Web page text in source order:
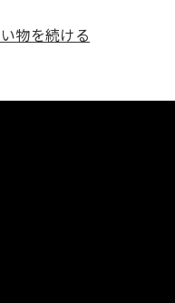
物を続ける